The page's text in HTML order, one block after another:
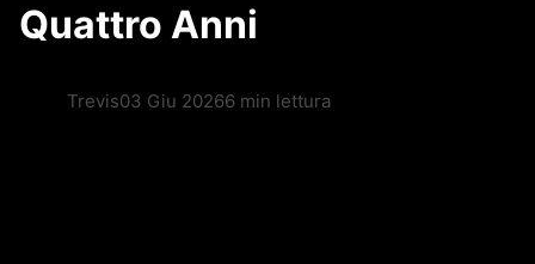
Quattro Anni
Trevis03 Giu 20266 min lettura